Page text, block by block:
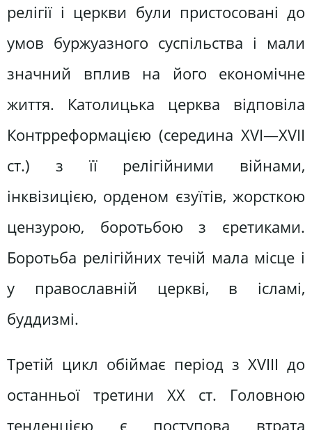
релігії і церкви були пристосовані до
умов буржуазного суспільства і мали
значний вплив на його економічне
життя. Католицька церква відповіла
Контрреформацією (середина XVI—XVII
ст.) з її релігійними війнами,
інквізицією, орденом єзуїтів, жорсткою
цензурою, боротьбою з єретиками.
Боротьба релігійних течій мала місце і
у православній церкві, в ісламі,
буддизмі.
Третій цикл обіймає період з XVIII до
останньої третини XX ст. Головною
тенденцією є поступова втрата